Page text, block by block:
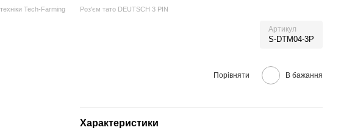
Tech-Farming Роз'єм тато DEUTSCH 3 PIN
Артикул
S-DTM04-3P
Порівняти В бажання
Характеристики